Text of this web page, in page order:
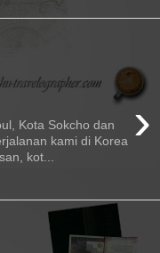
›
Kota Sokcho dan
kami di Korea
kot...